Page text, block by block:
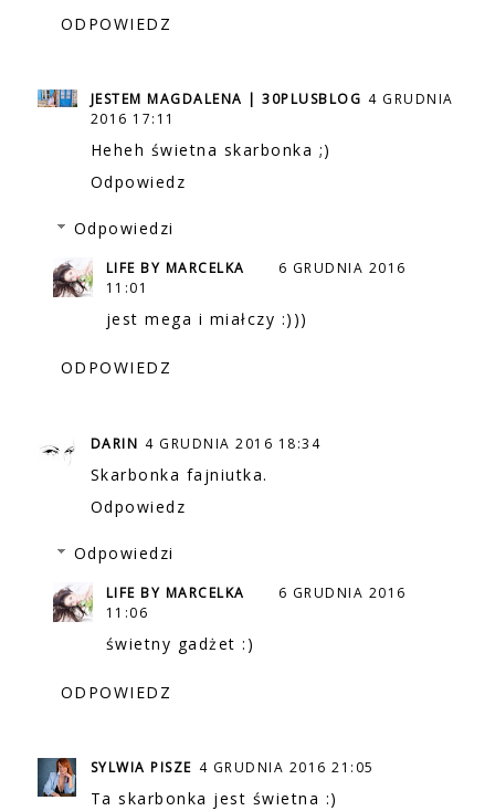
ODPOWIEDZ
JESTEM MAGDALENA | 30PLUSBLOG 4 GRUDNIA
2016 17:11
Heheh świetna skarbonka ;)
Odpowiedz
Odpowiedzi
LIFE BY MARCELKA
6 GRUDNIA 2016
11:01
jest mega i miałczy :)))
ODPOWIEDZ
DARIN 4 GRUDNIA 2016 18:34
Skarbonka fajniutka.
Odpowiedz
Odpowiedzi
LIFE BY MARCELKA
6 GRUDNIA 2016
11:06
świetny gadżet :)
ODPOWIEDZ
SYLWIA PISZE 4 GRUDNIA 2016 21:05
Ta skarbonka jest świetna :)